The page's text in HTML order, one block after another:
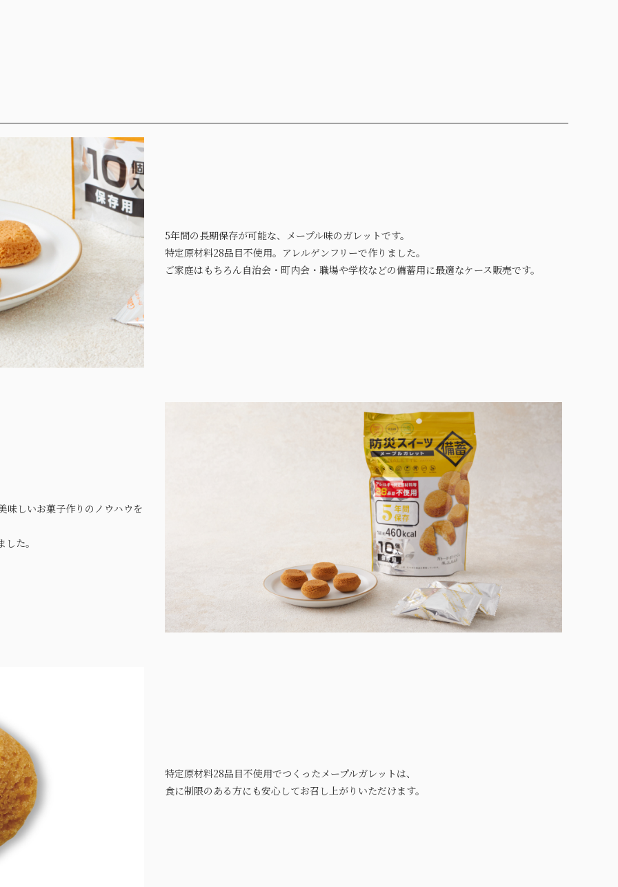
5年間の長期保存が可能な、メープル味のガレットです。
特定原材料28品目不使用。アレルゲンフリーで作りました。
ご家庭はもちろん自治会・町内会・職場や学校などの備蓄用に最適なケース販売です。
味しいお菓子作りのノウハウを
た。
特定原材料28品目不使用でつくったメープルガレットは、
食に制限のある方にも安心してお召し上がりいただけます。